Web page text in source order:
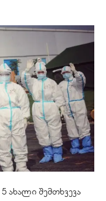
5 ახალი შემთხვევა